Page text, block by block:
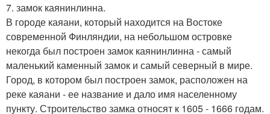
7. замок каянинлинна.
В городе каяани, который находится на Востоке
современной Финляндии, на небольшом островке
некогда был построен замок каянинлинна - самый
маленький каменный замок и самый северный в мире.
Город, в котором был построен замок, расположен на
реке каяани - ее название и дало имя населенному
пункту. Строительство замка относят к 1605 - 1666 годам.